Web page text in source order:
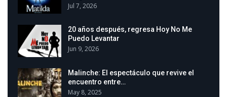
Jul 7, 2026
20 años después, regresa Hoy No Me
Puedo Levantar
Jun 9, 2026
Malinche: El espectáculo que revive el
encuentro entre…
May 8, 2025